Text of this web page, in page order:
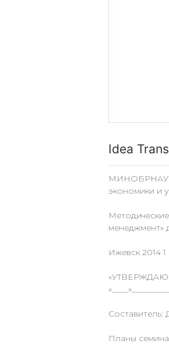
Idea
экономики и
менеджмент»
Ижевск 2014 1
«УТВЕРЖДАЮ»
Планы